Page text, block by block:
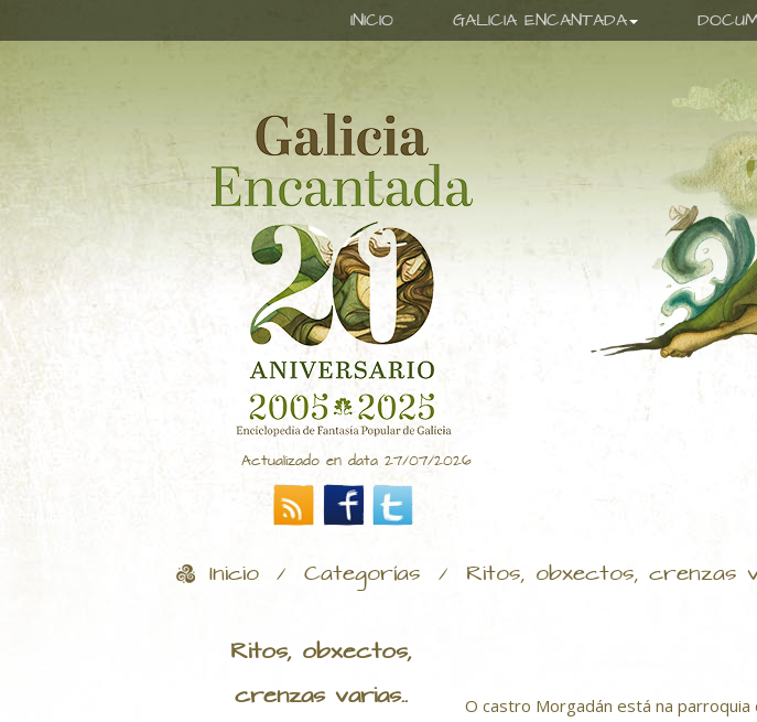
INICIO GALICIA ENCANTADA
Actualizado en data 27/07/2026
Inicio / Categorías / Ritos, obxectos, crenzas
Ritos, obxectos,
crenzas varias..
O castro Morgadán está na